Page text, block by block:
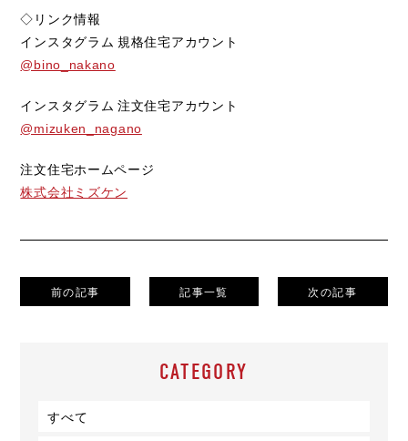
◇リンク情報
インスタグラム 規格住宅アカウント
@bino_nakano
インスタグラム 注文住宅アカウント
@mizuken_nagano
注文住宅ホームページ
株式会社ミズケン
前の記事 記事一覧 次の記事
CATEGORY
すべて